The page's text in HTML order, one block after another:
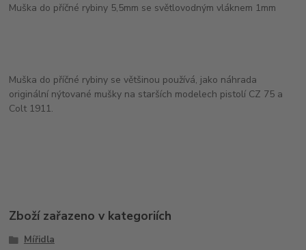
Muška do příčné rybiny 5,5mm se světlovodným vláknem 1mm
Muška do příčné rybiny se většinou používá, jako náhrada
originální nýtované mušky na starších modelech pistolí CZ 75 a
Colt 1911.
Zboží zařazeno v kategoriích
Mířidla